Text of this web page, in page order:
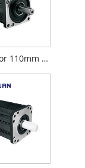
Servomotor 110mm s přírubou AC 220V